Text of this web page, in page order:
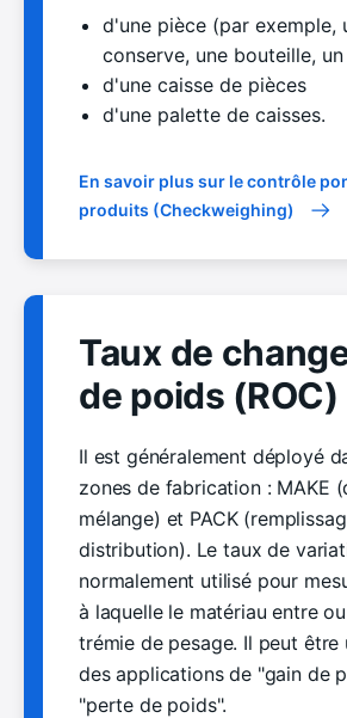
d'une pièce (par exemple,
conserve, une bouteille,
d'une caisse de pièces
d'une palette de caisses.
En savoir plus sur le contrôle
produits (Checkweighing)
Taux de
de poids (ROC)
Il est généralement déployé
zones de fabrication : MAKE
mélange) et PACK
distribution). Le taux de
normalement utilisé pour
à laquelle le matériau entre
trémie de pesage. Il peut être
des applications de "gain de
"perte de poids".